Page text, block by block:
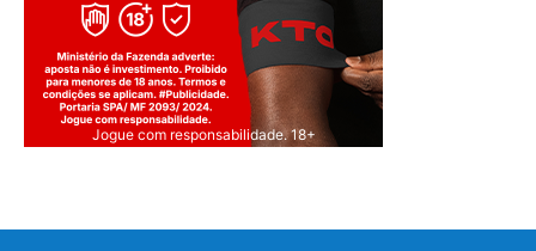
Jogue com responsabilidade. 18+